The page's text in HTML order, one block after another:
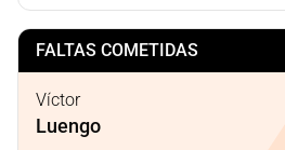
FALTAS COMETIDAS
Víctor
Luengo